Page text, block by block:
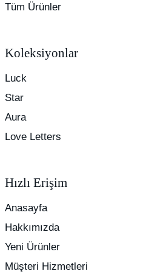
Tüm Ürünler
Koleksiyonlar
Luck
Star
Aura
Love Letters
Hızlı Erişim
Anasayfa
Hakkımızda
Yeni Ürünler
Müşteri Hizmetleri